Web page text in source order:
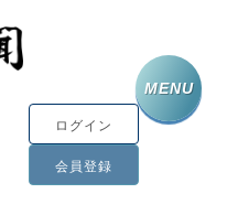
ログイン
会員登録
MENU